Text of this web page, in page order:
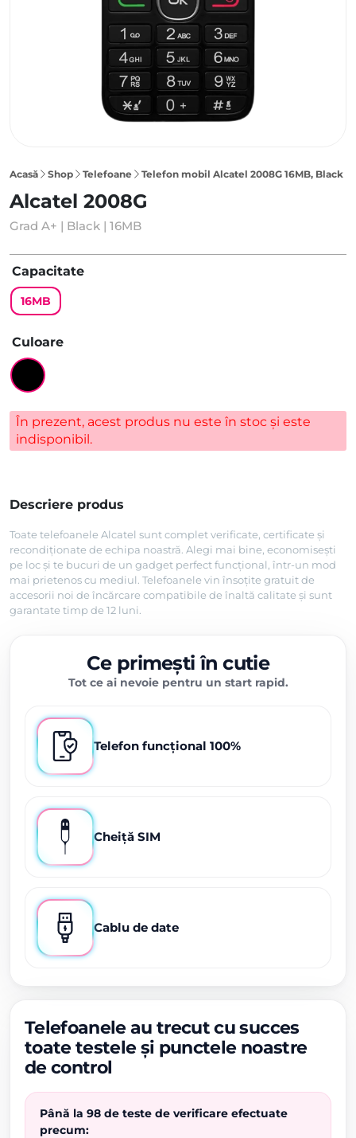
Acasă Shop Telefoane Telefon mobil Alcatel 2008G 16MB, Black
Alcatel 2008G
Grad A+ | Black | 16MB
Capacitate
16MB
Culoare
În prezent, acest produs nu este în stoc și este
indisponibil.
Descriere produs
Toate telefoanele Alcatel sunt complet verificate, certificate și
recondiționate de echipa noastră. Alegi mai bine, economisești
pe loc și te bucuri de un gadget perfect funcțional, într-un mod
mai prietenos cu mediul. Telefoanele vin însoțite gratuit de
accesorii noi de încărcare compatibile de înaltă calitate și sunt
garantate timp de 12 luni.
Ce primești în cutie
Tot ce ai nevoie pentru un start rapid.
Telefon funcțional 100%
Cheiță SIM
Cablu de date
Telefoanele au trecut cu succes
toate testele și punctele noastre
de control
Până la 98 de teste de verificare efectuate
precum: